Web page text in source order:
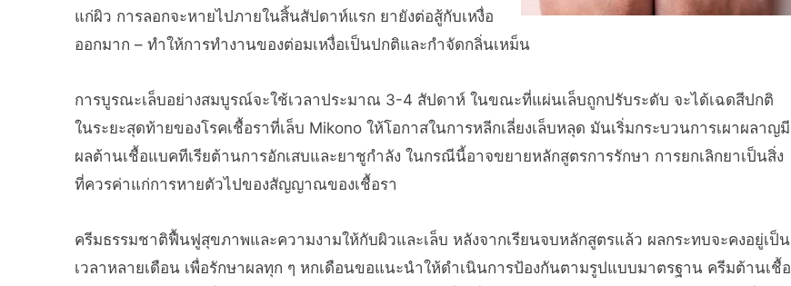
แก่ผิว การลอกจะหายไปภายในสิ้นสัปดาห์แรก ยายังต่อสู้กับเหงื่อ
ออกมาก – ทำให้การทำงานของต่อมเหงื่อเป็นปกติและกำจัดกลิ่นเหม็น
การบูรณะเล็บอย่างสมบูรณ์จะใช้เวลาประมาณ 3-4 สัปดาห์ ในขณะที่แผ่นเล็บถูกปรับระดับ จะได้เฉดสีปกติ
ในระยะสุดท้ายของโรคเชื้อราที่เล็บ Mikono ให้โอกาสในการหลีกเลี่ยงเล็บหลุด มันเริ่มกระบวนการเผาผลาญมี
ผลต้านเชื้อแบคทีเรียต้านการอักเสบและยาชูกำลัง ในกรณีนี้อาจขยายหลักสูตรการรักษา การยกเลิกยาเป็นสิ่ง
ที่ควรค่าแก่การหายตัวไปของสัญญาณของเชื้อรา
ครีมธรรมชาติฟื้นฟูสุขภาพและความงามให้กับผิวและเล็บ หลังจากเรียนจบหลักสูตรแล้ว ผลกระทบจะคงอยู่เป็น
เวลาหลายเดือน เพื่อรักษาผลทุก ๆ หกเดือนขอแนะนำให้ดำเนินการป้องกันตามรูปแบบมาตรฐาน ครีมต้านเชื้อ